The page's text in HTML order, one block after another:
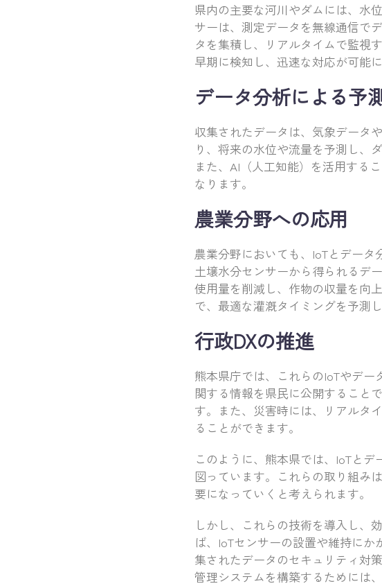
県内の主要な河川やダムには、水
サーは、測定データを無線通信で
タを集積し、リアルタイムで監視
早期に検知し、迅速な対応が可能に
データ分析による予
収集されたデータは、気象データ
り、将来の水位や流量を予測し、
また、AI（人工知能）を活用する
なります。
農業分野への応用
農業分野においても、IoTとデー
土壌水分センサーから得られるデ
使用量を削減し、作物の収量を向
で、最適な灌漑タイミングを予測
行政DXの推進
熊本県庁では、これらのIoTやデ
関する情報を県民に公開すること
す。また、災害時には、リアルタ
ることができます。
このように、熊本県では、IoTと
図っています。これらの取り組み
要になっていくと考えられます。
しかし、これらの技術を導入し、
ば、IoTセンサーの設置や維持に
集されたデータのセキュリティ対
管理システムを構築するためには